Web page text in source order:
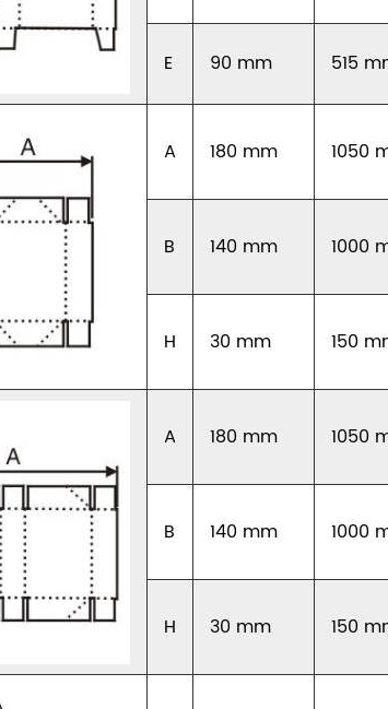
E 90 mm 515
A 180 mm 1050
B 140 mm 1000
H 30 mm 150
A 180 mm 1050
B 140 mm 1000
H 30 mm 150